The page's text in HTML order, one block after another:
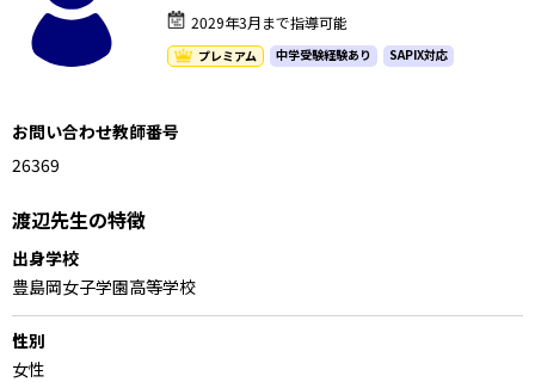
2029年3月まで指導可能
プレミアム 中学受験経験あり SAPIX対応
お問い合わせ教師番号
1216369
渡辺先生の特徴
出身学校
豊島岡女子学園高等学校
性別
女性